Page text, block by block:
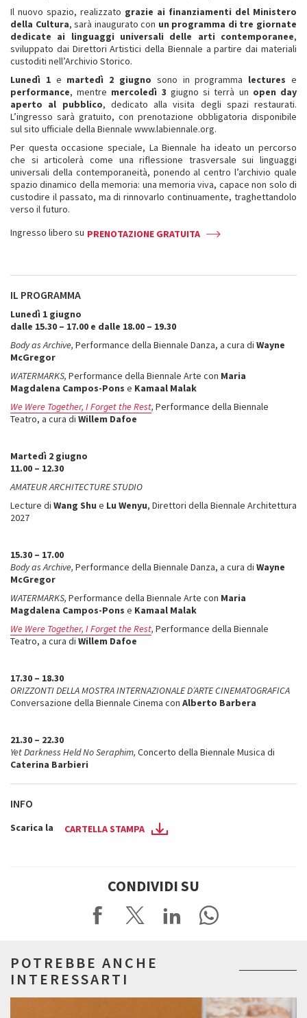
Il nuovo spazio, realizzato grazie ai finanziamenti del Ministero
della Cultura, sarà inaugurato con un programma di tre giornate
dedicate ai linguaggi universali delle arti contemporanee,
sviluppato dai Direttori Artistici della Biennale a partire dai materiali
custoditi nell’Archivio Storico.
Lunedì 1e martedì 2 giugno sono in programma lecturese
performance, mentre mercoledì 3 giugno si terrà un open day
aperto al pubblico, dedicato alla visita degli spazi restaurati.
L’ingresso sarà gratuito, con prenotazione obbligatoria disponibile
sul sito ufficiale della Biennale www.labiennale.org.
Per questa occasione speciale, La Biennale ha ideato un percorso
che si articolerà come una riflessione trasversale sui linguaggi
universali della contemporaneità, ponendo al centro l’archivio quale
spazio dinamico della memoria: una memoria viva, capace non solo di
custodire il passato, ma di rinnovarlo continuamente, traghettandolo
verso il futuro.
Ingresso libero su PRENOTAZIONE GRATUITA
IL PROGRAMMA
Lunedì 1 giugno
dalle 15.30 – 17.00 e dalle 18.00 – 19.30
Body as Archive, Performance della Biennale Danza, a cura di Wayne
McGregor
WATERMARKS, Performance della Biennale Arte con Maria
Magdalena Campos-Pons e Kamaal Malak
We Were Together, I Forget the Rest, Performance della Biennale
Teatro, a cura di Willem Dafoe
Martedì 2 giugno
11.00 – 12.30
AMATEUR ARCHITECTURE STUDIO
Lecture di Wang Shu e Lu Wenyu, Direttori della Biennale Architettura
2027
15.30 – 17.00
Body as Archive, Performance della Biennale Danza, a cura di Wayne
McGregor
WATERMARKS, Performance della Biennale Arte con Maria
Magdalena Campos-Pons e Kamaal Malak
We Were Together, I Forget the Rest, Performance della Biennale
Teatro, a cura di Willem Dafoe
17.30 – 18.30
ORIZZONTI DELLA MOSTRA INTERNAZIONALE D’ARTE CINEMATOGRAFICA
Conversazione della Biennale Cinema con Alberto Barbera
21.30 – 22.30
Yet Darkness Held No Seraphim, Concerto della Biennale Musica di
Caterina Barbieri
INFO
Scarica la CARTELLA STAMPA
CONDIVIDI SU
POTREBBE ANCHE
INTERESSARTI